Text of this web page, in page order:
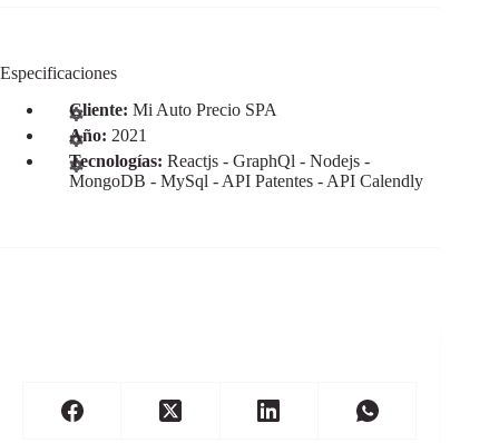
Especificaciones
Cliente: Mi Auto Precio SPA
Año: 2021
Tecnologías: Reactjs - GraphQl - Nodejs -
MongoDB - MySql - API Patentes - API Calendly